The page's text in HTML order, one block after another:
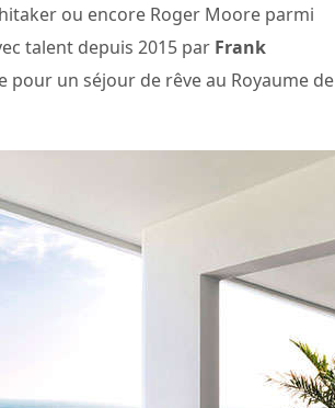
ou encore Roger Moore parmi
talent depuis 2015 par Frank
pour un séjour de rêve au Royaume de